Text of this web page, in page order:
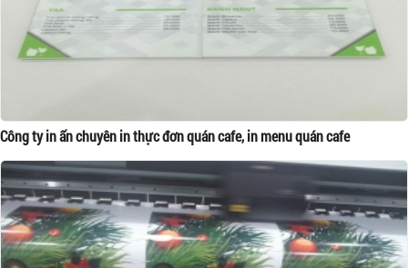
Công ty in ấn chuyên in thực đơn quán cafe, in menu quán cafe